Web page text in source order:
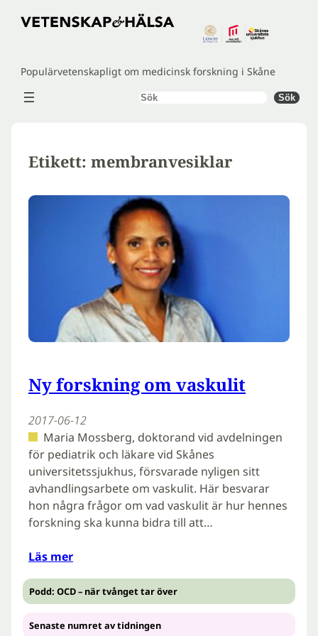
Hoppa
Populärvetenskapligt om medicinsk forskning i Skåne
Sök Sök
Etikett: membranvesiklar
Ny forskning om vaskulit
2017-06-12
Maria Mossberg, doktorand vid avdelningen
för pediatrik och läkare vid Skånes
universitetssjukhus, försvarade nyligen sitt
avhandlingsarbete om vaskulit. Här besvarar
hon några frågor om vad vaskulit är hur hennes
forskning ska kunna bidra till att…
Läs mer
Podd: OCD – när tvånget tar över
Senaste numret av tidningen